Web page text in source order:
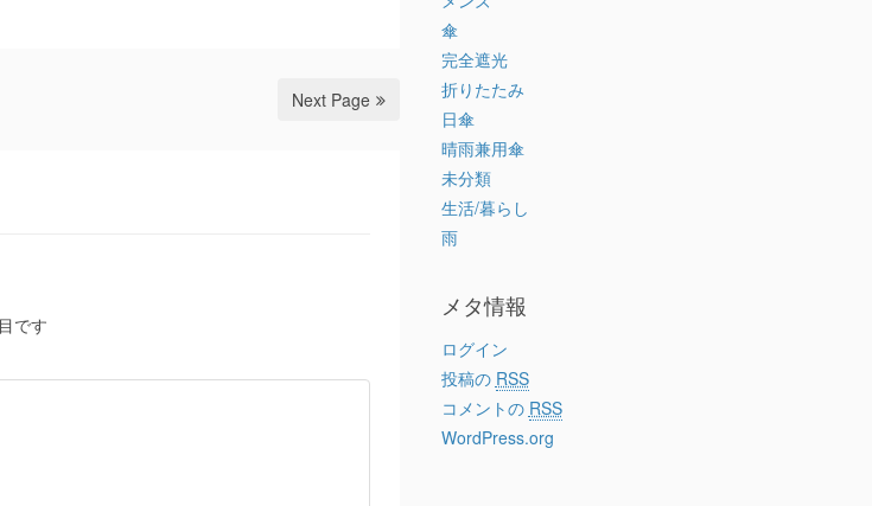
Next Page
です
傘
完全遮光
折りたたみ
日傘
晴雨兼用傘
未分類
生活/暮らし
雨
メタ情報
ログイン
投稿の RSS
コメントの RSS
WordPress.org